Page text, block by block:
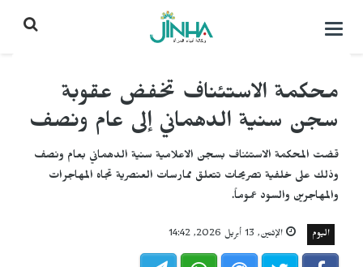
التحكم
محكمة الاستئناف تخفض عقوبة
سجن سنية الدهماني إلى عام ونصف
قضت المحكمة الاستئناف بسجن الاعلامية سنية الدهماني بعام ونصف
وذلك على خلفية تصريحات تتعلق ممارسات العنصرية تجاه المهاجرات
والمهاجرين والسود عموماً.
اليوم الإثنين, 13 أبريل 2026, 14:42